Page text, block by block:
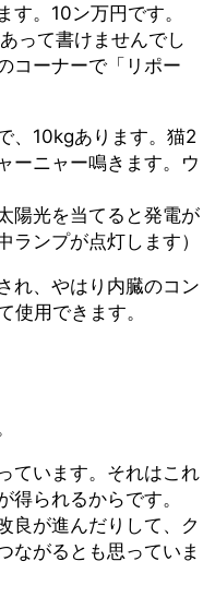
す。10ン万円です。
って書けませんでし
コーナーで「リポー
、10kgあります。猫2
ーニャー鳴きます。ウ
陽光を当てると発電が
ンプが点灯します）
れ、やはり内臓のコン
用できます。
ています。それはこれ
られるからです。
良が進んだりして、ク
ながるとも思っていま